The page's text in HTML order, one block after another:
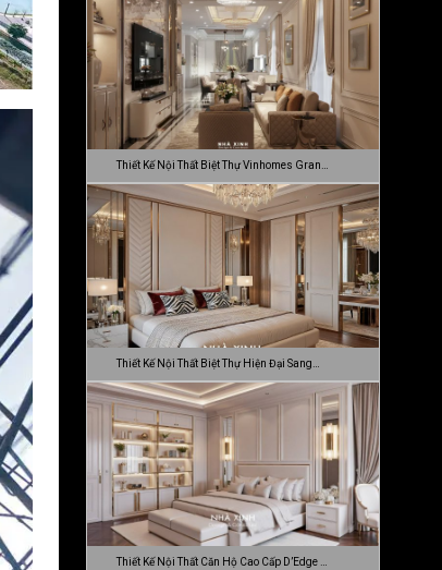
Thiết Kế Nội Thất Biệt Thự Vinhomes Gran…
Thiết Kế Nội Thất Biệt Thự Hiện Đại Sang…
Thiết Kế Nội Thất Căn Hộ Cao Cấp D’Edge …